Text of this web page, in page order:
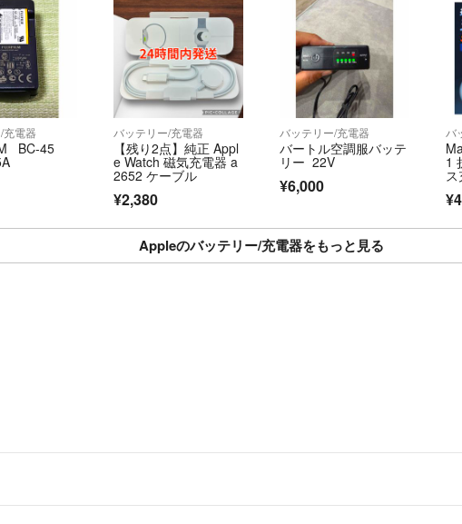
充電器
BC-45
バッテリー/充電器
【残り2点】純正 Appl
e Watch 磁気充電器 a
2652 ケーブル
¥2,380
バッテリー/充電器
バートル空調服バッテ
リー 22V
¥6,000
バ
1
ド
Appleのバッテリー/充電器をもっと見る